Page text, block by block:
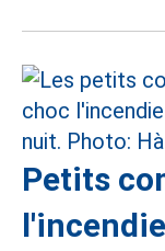
Petits